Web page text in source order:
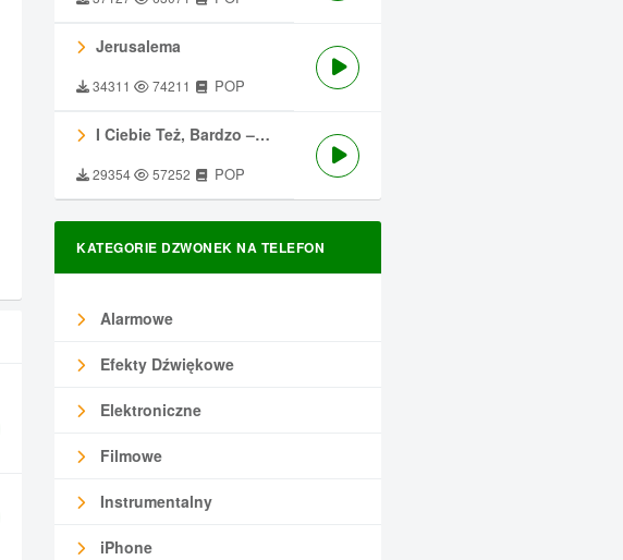
Jerusalema
34311 74211 POP
I Ciebie Też, Bardzo – Męskie Granie
29354 57252 POP
KATEGORIE DZWONEK NA TELEFON
Alarmowe
Efekty Dźwiękowe
Elektroniczne
Filmowe
Instrumentalny
iPhone